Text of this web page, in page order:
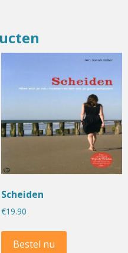
Scheiden
€19.90
Bestel nu